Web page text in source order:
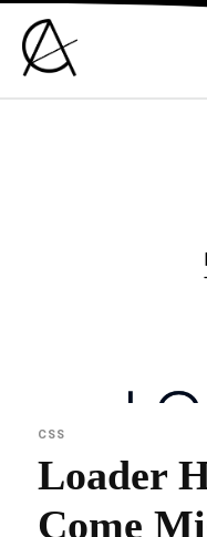
CSS
Loader
Come